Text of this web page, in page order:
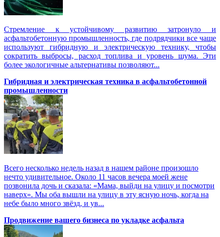
Стремление к устойчивому развитию затронуло и
асфальтобетонную промышленность, где подрядчики все чаще
используют гибридную и электрическую технику, чтобы
сократить выбросы, расход топлива и уровень шума. Эти
более экологичные альтернативы позволяют...
Гибридная и электрическая техника в асфальтобетонной
промышленности
Всего несколько недель назад в нашем районе произошло
нечто удивительное. Около 11 часов вечера моей жене
позвонила дочь и сказала: «Мама, выйди на улицу и посмотри
наверх». Мы оба вышли на улицу в эту ясную ночь, когда на
небе было много звёзд, и ув...
Продвижение вашего бизнеса по укладке асфальта